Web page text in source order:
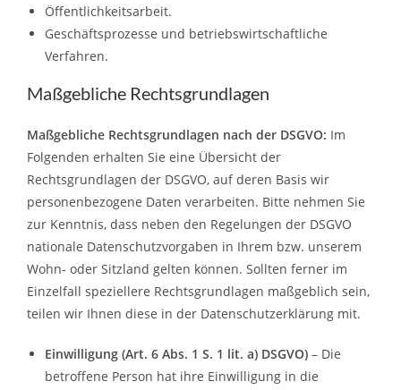
Öffentlichkeitsarbeit.
Geschäftsprozesse und betriebswirtschaftliche
Verfahren.
Maßgebliche Rechtsgrundlagen
Maßgebliche Rechtsgrundlagen nach der DSGVO: Im
Folgenden erhalten Sie eine Übersicht der
Rechtsgrundlagen der DSGVO, auf deren Basis wir
personenbezogene Daten verarbeiten. Bitte nehmen Sie
zur Kenntnis, dass neben den Regelungen der DSGVO
nationale Datenschutzvorgaben in Ihrem bzw. unserem
Wohn- oder Sitzland gelten können. Sollten ferner im
Einzelfall speziellere Rechtsgrundlagen maßgeblich sein,
teilen wir Ihnen diese in der Datenschutzerklärung mit.
Einwilligung (Art. 6 Abs. 1 S. 1 lit. a) DSGVO) – Die
betroffene Person hat ihre Einwilligung in die